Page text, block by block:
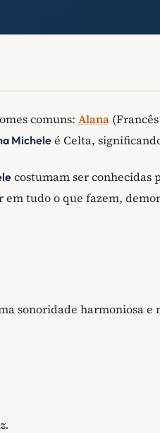
comuns: Alana
Micheleé Celta,
costumam ser conhecidas
tudo o que fazem,
sonoridade harmoniosa